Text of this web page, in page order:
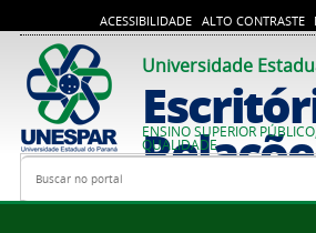
ACESSIBILIDADE ALTO CONTRASTE
Universidade
ENSINO SUPERIOR
QUALIDADE
Busca